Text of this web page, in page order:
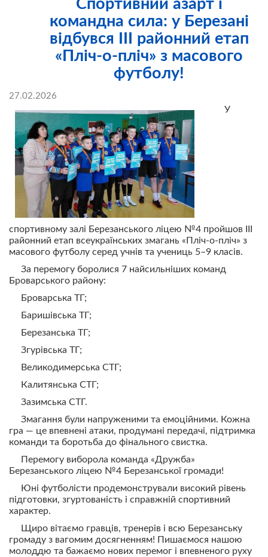
Спортивний азарт і
командна сила: у Березані
відбувся ІІІ районний етап
«Пліч-о-пліч» з масового
футболу!
27.02.2026
У
спортивному залі Березанського ліцею №4 пройшов ІІІ
районний етап всеукраїнських змагань «Пліч-о-пліч» з
масового футболу серед учнів та учениць 5–9 класів.
За перемогу боролися 7 найсильніших команд
Броварського району:
Броварська ТГ;
Баришівська ТГ;
Березанська ТГ;
Згурівська ТГ;
Великодимерська СТГ;
Калитянська СТГ;
Зазимська СТГ.
Змагання були напруженими та емоційними. Кожна
гра — це впевнені атаки, продумані передачі, підтримка
команди та боротьба до фінального свистка.
Перемогу виборола команда «Дружба»
Березанського ліцею №4 Березанської громади!
Юні футболісти продемонстрували високий рівень
підготовки, згуртованість і справжній спортивний
характер.
Щиро вітаємо гравців, тренерів і всю Березанську
громаду з вагомим досягненням! Пишаємося нашою
молоддю та бажаємо нових перемог і впевненого руху